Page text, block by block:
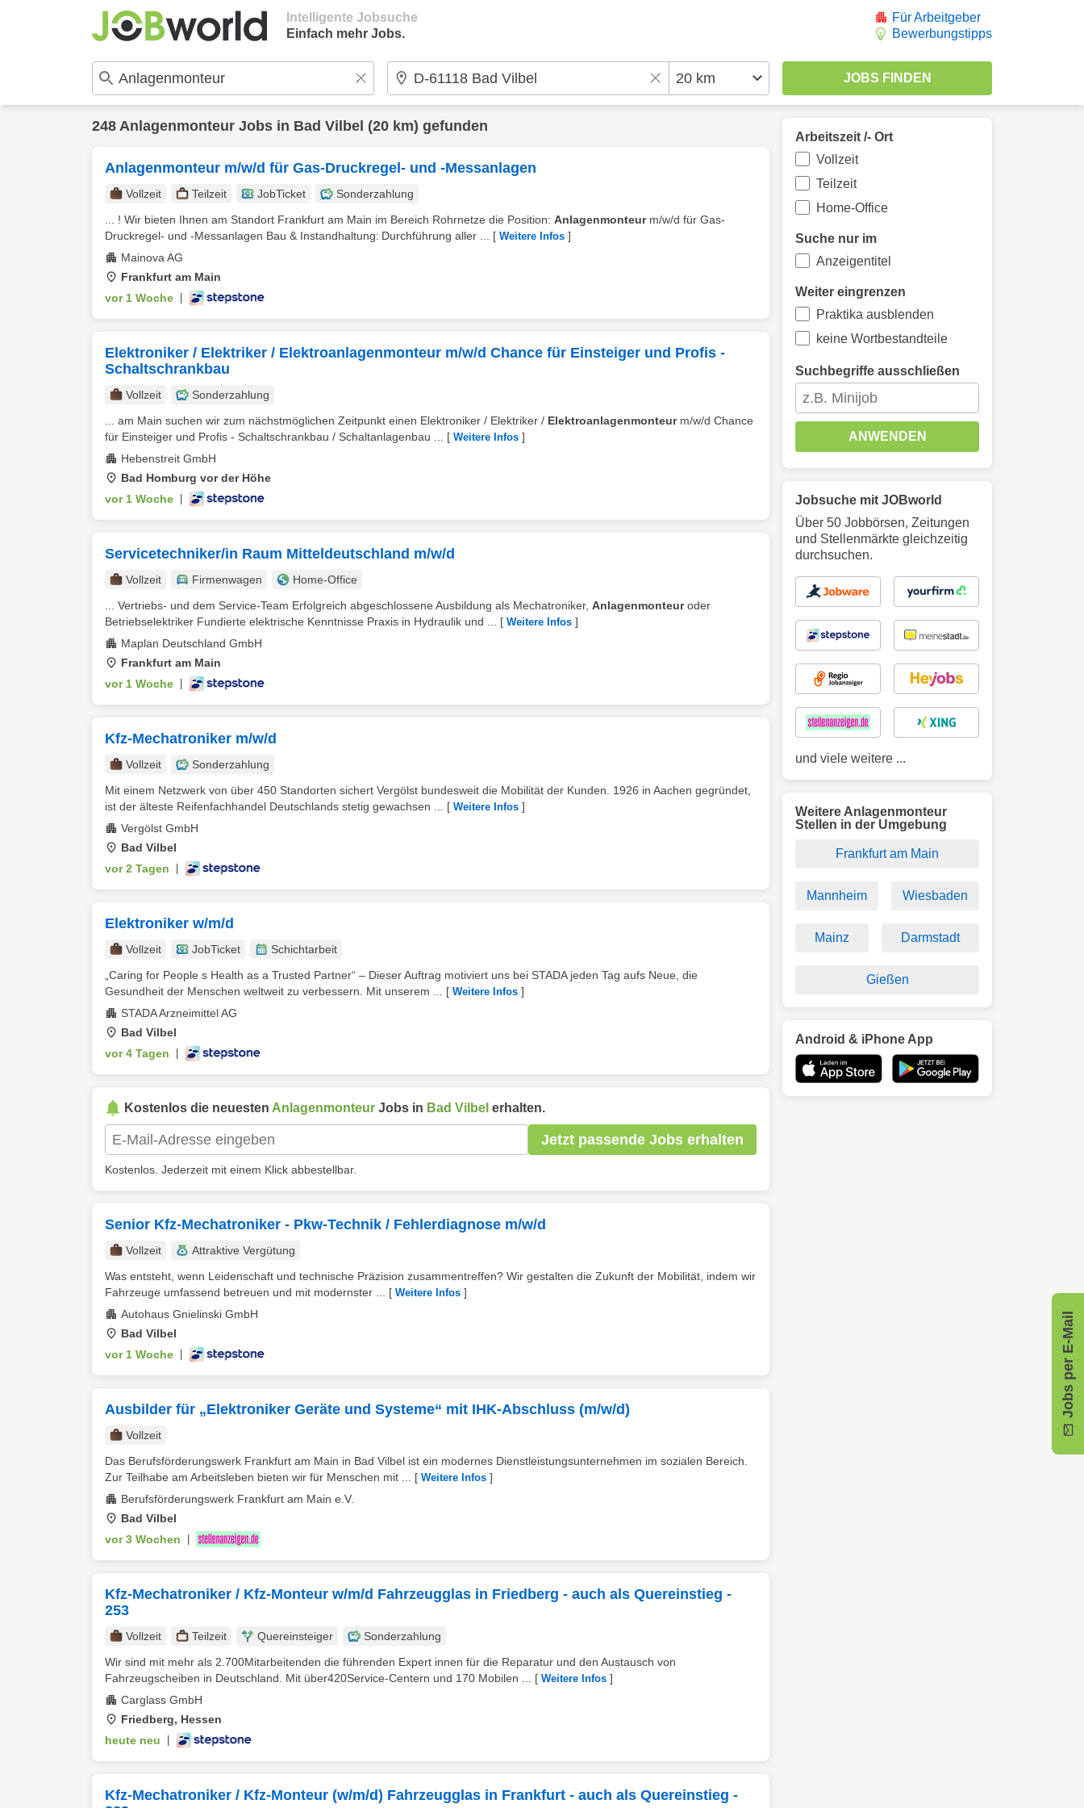
Intelligente Jobsuche
Einfach mehr Jobs.
Für Arbeitgeber
Bewerbungstipps
248 Anlagenmonteur Jobs in Bad Vilbel (20 km) gefunden
Anlagenmonteur m/w/d für Gas-Druckregel- und -Messanlagen
Vollzeit Teilzeit JobTicket
Sonderzahlung
... ! Wir bieten Ihnen am Standort Frankfurt am Main im Bereich Rohrnetze die Position: Anlagenmonteurm/w/d für Gas-
Druckregel- und -Messanlagen Bau & Instandhaltung: Durchführung aller ...
[ Weitere Infos ]
Mainova AG
Frankfurt am Main
vor 1 Woche
Elektroniker / Elektriker / Elektroanlagenmonteur m/w/d Chance für Einsteiger und Profis -
Schaltschrankbau
Vollzeit
Sonderzahlung
... am Main suchen wir zum nächstmöglichen Zeitpunkt einen Elektroniker / Elektriker / Elektroanlagenmonteurm/w/d Chance
für Einsteiger und Profis - Schaltschrankbau / Schaltanlagenbau ...
[ Weitere Infos ]
Hebenstreit GmbH
Bad Homburg vor der Höhe
vor 1 Woche
Servicetechniker/in Raum Mitteldeutschland m/w/d
Vollzeit Firmenwagen
Home-Office
... Vertriebs- und dem Service-Team Erfolgreich abgeschlossene Ausbildung als Mechatroniker, Anlagenmonteuroder
Betriebselektriker Fundierte elektrische Kenntnisse Praxis in Hydraulik und ...
[ Weitere Infos ]
Maplan Deutschland GmbH
Frankfurt am Main
vor 1 Woche
Kfz-Mechatroniker m/w/d
Vollzeit
Sonderzahlung
Mit einem Netzwerk von über 450 Standorten sichert Vergölst bundesweit die Mobilität der Kunden. 1926 in Aachen gegründet,
ist der älteste Reifenfachhandel Deutschlands stetig gewachsen ...
[ Weitere Infos ]
Vergölst GmbH
Bad Vilbel
vor 2 Tagen
Elektroniker w/m/d
Vollzeit JobTicket
Schichtarbeit
„Caring for People s Health as a Trusted Partner“ – Dieser Auftrag motiviert uns bei STADA jeden Tag aufs Neue, die
Gesundheit der Menschen weltweit zu verbessern. Mit unserem ...
[ Weitere Infos ]
STADA Arzneimittel AG
Bad Vilbel
vor 4 Tagen
Kostenlos die neuesten Anlagenmonteur Jobs in Bad Vilbel erhalten.
Jetzt passende Jobs erhalten
Kostenlos. Jederzeit mit einem Klick abbestellbar.
Senior Kfz-Mechatroniker - Pkw-Technik / Fehlerdiagnose m/w/d
Vollzeit
Attraktive Vergütung
Was entsteht, wenn Leidenschaft und technische Präzision zusammentreffen? Wir gestalten die Zukunft der Mobilität, indem wir
Fahrzeuge umfassend betreuen und mit modernster ...
[ Weitere Infos ]
Autohaus Gnielinski GmbH
Bad Vilbel
vor 1 Woche
Ausbilder für „Elektroniker Geräte und Systeme“ mit IHK-Abschluss (m/w/d)
Vollzeit
Das Berufsförderungswerk Frankfurt am Main in Bad Vilbel ist ein modernes Dienstleistungsunternehmen im sozialen Bereich.
Zur Teilhabe am Arbeitsleben bieten wir für Menschen mit ...
[ Weitere Infos ]
Berufsförderungswerk Frankfurt am Main e.V.
Bad Vilbel
vor 3 Wochen
Kfz-Mechatroniker / Kfz-Monteur w/m/d Fahrzeugglas in Friedberg - auch als Quereinstieg -
253
Vollzeit Teilzeit Quereinsteiger
Sonderzahlung
Wir sind mit mehr als 2.700Mitarbeitenden die führenden Expert innen für die Reparatur und den Austausch von
Fahrzeugscheiben in Deutschland. Mit über420Service-Centern und 170 Mobilen ...
[ Weitere Infos ]
Carglass GmbH
Friedberg, Hessen
heute neu
Kfz-Mechatroniker / Kfz-Monteur (w/m/d) Fahrzeugglas in Frankfurt - auch als Quereinstieg -
Jobs per E-Mail
Arbeitszeit /- Ort
Vollzeit
Teilzeit
Home-Office
Suche nur im
Anzeigentitel
Weiter eingrenzen
Praktika ausblenden
keine Wortbestandteile
Suchbegriffe ausschließen
ANWENDEN
Jobsuche mit JOBworld
Über 50 Jobbörsen, Zeitungen
und Stellenmärkte gleichzeitig
durchsuchen.
und viele weitere ...
Weitere Anlagenmonteur
Stellen in der Umgebung
Frankfurt am Main
Mannheim Wiesbaden
Mainz Darmstadt
Gießen
Android & iPhone App